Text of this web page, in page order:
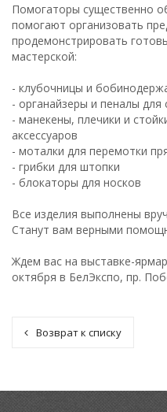
Помогаторы существенно
помогают организовать
продемонстрировать
мастерской:
- клубочницы и
- органайзеры и пеналы для
- манекены, плечики и
аксессуаров
- моталки для перемотки
- грибки для штопки
- блокаторы для носков
Все изделия выполнены
Станут вам верными
Ждем вас на выставке-
октября в БелЭкспо, пр.
Возврат к списку